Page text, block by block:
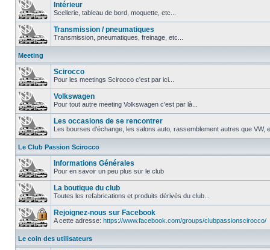
Intérieur
Scellerie, tableau de bord, moquette, etc...
Transmission / pneumatiques
Transmission, pneumatiques, freinage, etc...
Meeting
Scirocco
Pour les meetings Scirocco c'est par ici...
Volkswagen
Pour tout autre meeting Volkswagen c'est par là...
Les occasions de se rencontrer
Les bourses d'échange, les salons auto, rassemblement autres que VW,
Le Club Passion Scirocco
Informations Générales
Pour en savoir un peu plus sur le club
La boutique du club
Toutes les refabrications et produits dérivés du club...
Rejoignez-nous sur Facebook
A cette adresse: https://www.facebook.com/groups/clubpassionscirocco/
Le coin des utilisateurs